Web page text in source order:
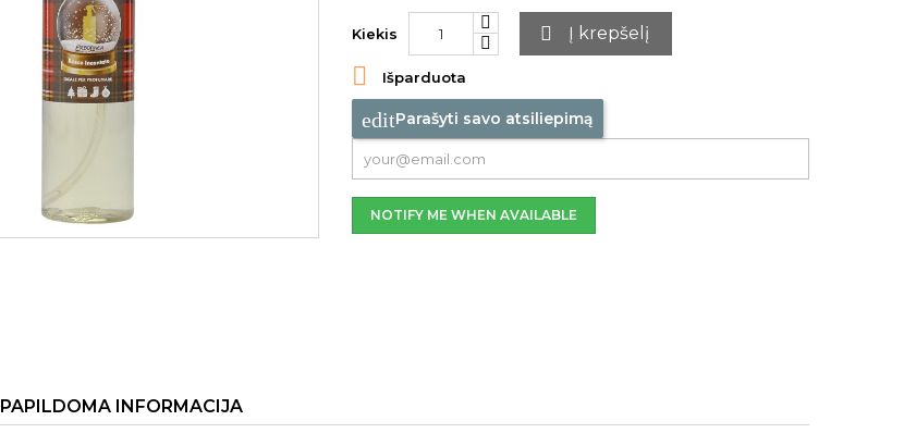
Kiekis  Į krepšelį
 Išparduota
editParašyti savo atsiliepimą
NOTIFY ME WHEN AVAILABLE
PAPILDOMA INFORMACIJA